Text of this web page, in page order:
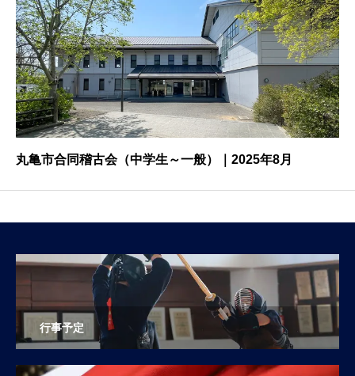
丸亀市合同稽古会（中学生～一般）｜2025年8月
行事予定